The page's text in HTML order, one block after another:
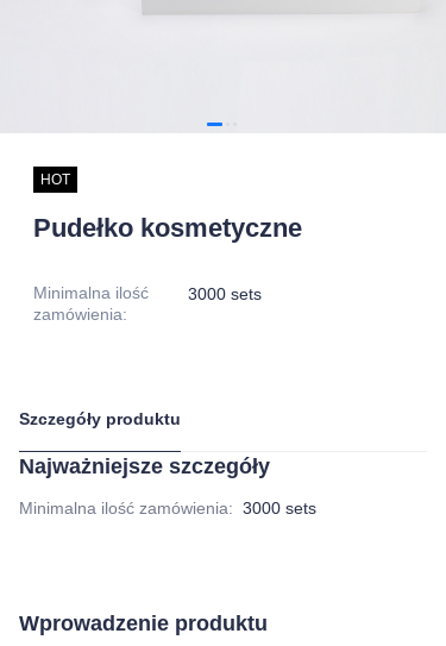
HOT
Pudełko kosmetyczne
Minimalna ilość
zamówienia:
3000 sets
Szczegóły produktu
Najważniejsze szczegóły
Minimalna ilość zamówienia: 3000 sets
Wprowadzenie produktu